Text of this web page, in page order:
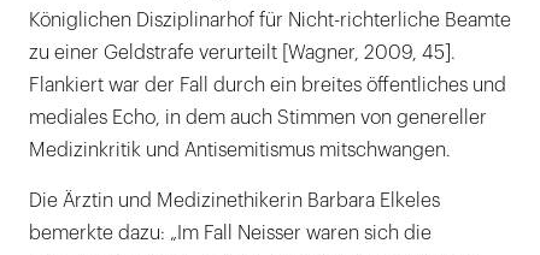
Königlichen Disziplinarhof für Nicht-richterliche Beamte
zu einer Geldstrafe verurteilt [Wagner, 2009, 45].
Flankiert war der Fall durch ein breites öffentliches und
mediales Echo, in dem auch Stimmen von genereller
Medizinkritik und Antisemitismus mitschwangen.
Die Ärztin und Medizinethikerin Barbara Elkeles
bemerkte dazu: „Im Fall Neisser waren sich die